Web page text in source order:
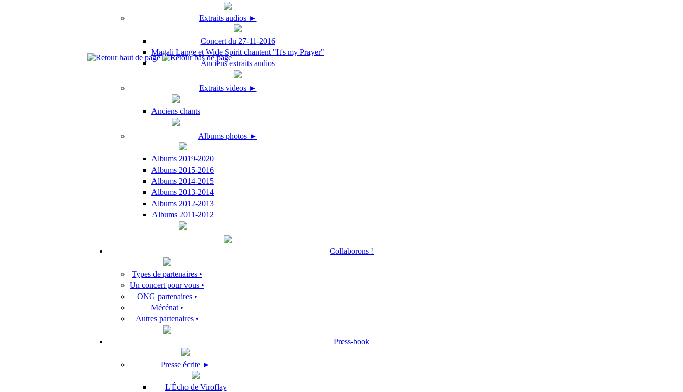
Extraits audios ►
Concert du 27-11-2016
Magali Lange et Wide Spirit chantent "It's my Prayer"
Anciens extraits audios
Extraits videos ►
Anciens chants
Albums photos ►
Albums 2019-2020
Albums 2015-2016
Albums 2014-2015
Albums 2013-2014
Albums 2012-2013
Albums 2011-2012
Collaborons !
Types de partenaires •
Un concert pour vous •
ONG partenaires •
Mécénat •
Autres partenaires •
Press-book
Presse écrite ►
L'Écho de Viroflay